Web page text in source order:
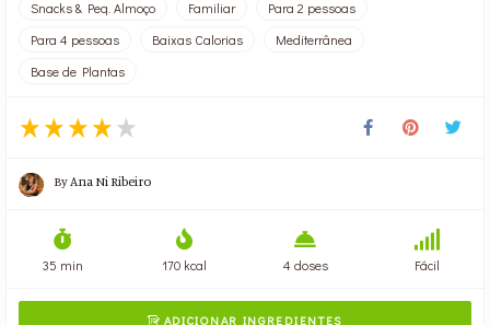
Snacks & Peq. Almoço Familiar
Para 2 pessoas
Para 4 pessoas
Baixas Calorias
Mediterrânea
Base de Plantas
ByAna Ni Ribeiro
35 min 170 kcal 4 doses Fácil
ADICIONAR INGREDIENTES